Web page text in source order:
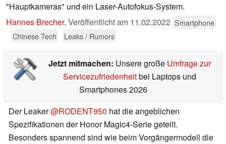
"Hauptkameras" und ein Laser-Autofokus-System.
Hannes Brecher, Veröffentlicht am 11.02.2022 Smartphone
Chinese Tech
Leaks / Rumors
Jetzt mitmachen: Unsere große Umfrage zur
Servicezufriedenheitbei Laptops und
Smartphones 2026
Der Leaker@RODENT950 hat die angeblichen
Spezifikationen der Honor Magic4-Serie geteilt.
Besonders spannend sind wie beim Vorgängermodell die